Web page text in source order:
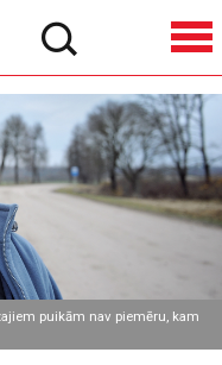
puikām nav piemēru, kam